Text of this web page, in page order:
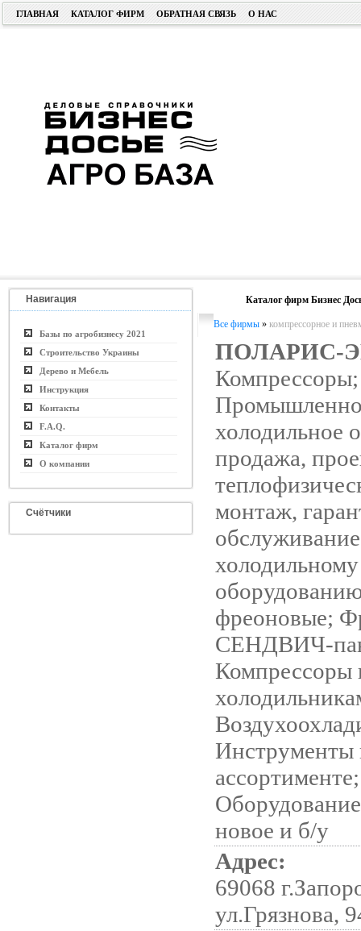
ГЛАВНАЯ КАТАЛОГ ФИРМ ОБРАТНАЯ СВЯЗЬ О НАС
Навигация
Базы по агробизнесу 2021
Строительство Украины
Дерево и Мебель
Инструкция
Контакты
F.A.Q.
Каталог фирм
О компании
Счётчики
Каталог фирм Бизнес
Все фирмы » компрессорное и
ПОЛАРИС-
Компрессоры;
холодильное
продажа,
монтаж,
холодильному
фреоновые;
СЕНДВИЧ-
Компрессоры
Инструменты
ассортименте;
новое и б/у
Адрес:
69068
ул.Грязнова,